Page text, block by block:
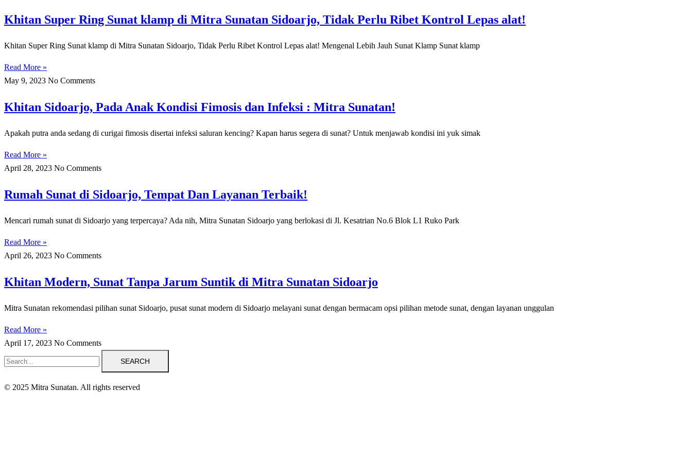
Khitan Super Ring Sunat klamp di Mitra Sunatan Sidoarjo, Tidak Perlu Ribet Kontrol Lepas alat!
Khitan Super Ring Sunat klamp di Mitra Sunatan Sidoarjo, Tidak Perlu Ribet Kontrol Lepas alat! Mengenal Lebih Jauh Sunat Klamp Sunat klamp
Read More »
May 9, 2023 No Comments
Khitan Sidoarjo, Pada Anak Kondisi Fimosis dan Infeksi : Mitra Sunatan!
Apakah putra anda sedang di curigai fimosis disertai infeksi saluran kencing? Kapan harus segera di sunat? Untuk menjawab kondisi ini yuk simak
Read More »
April 28, 2023 No Comments
Rumah Sunat di Sidoarjo, Tempat Dan Layanan Terbaik!
Mencari rumah sunat di Sidoarjo yang terpercaya? Ada nih, Mitra Sunatan Sidoarjo yang berlokasi di Jl. Kesatrian No.6 Blok L1 Ruko Park
Read More »
April 26, 2023 No Comments
Khitan Modern, Sunat Tanpa Jarum Suntik di Mitra Sunatan Sidoarjo
Mitra Sunatan rekomendasi pilihan sunat Sidoarjo, pusat sunat modern di Sidoarjo melayani sunat dengan bermacam opsi pilihan metode sunat, dengan layanan unggulan
Read More »
April 17, 2023 No Comments
SEARCH
© 2025 Mitra Sunatan. All rights reserved